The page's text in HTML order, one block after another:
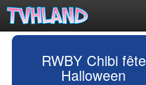
RWBY Chibi fête
Halloween